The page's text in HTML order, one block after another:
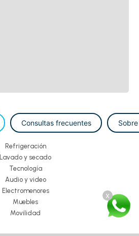
x
Consultas frecuentes
Refrigeración
Lavado y secado
Tecnología
Audio y video
Electromenores
Muebles
Movilidad